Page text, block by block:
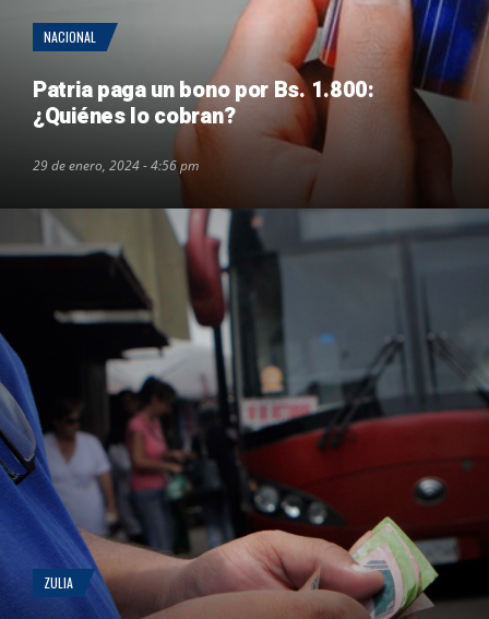
NACIONAL
Patria paga un bono por Bs. 1.800:
¿Quiénes lo cobran?
29 de enero, 2024 - 4:56 pm
ZULIA